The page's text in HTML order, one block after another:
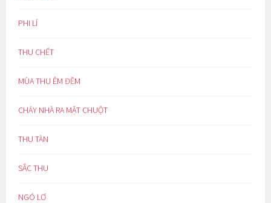
PHI LÍ
THU CHẾT
MÙA THU ÊM ĐỀM
CHÁY NHÀ RA MẶT CHUỘT
THU TÀN
SẮC THU
NGÓ LƠ